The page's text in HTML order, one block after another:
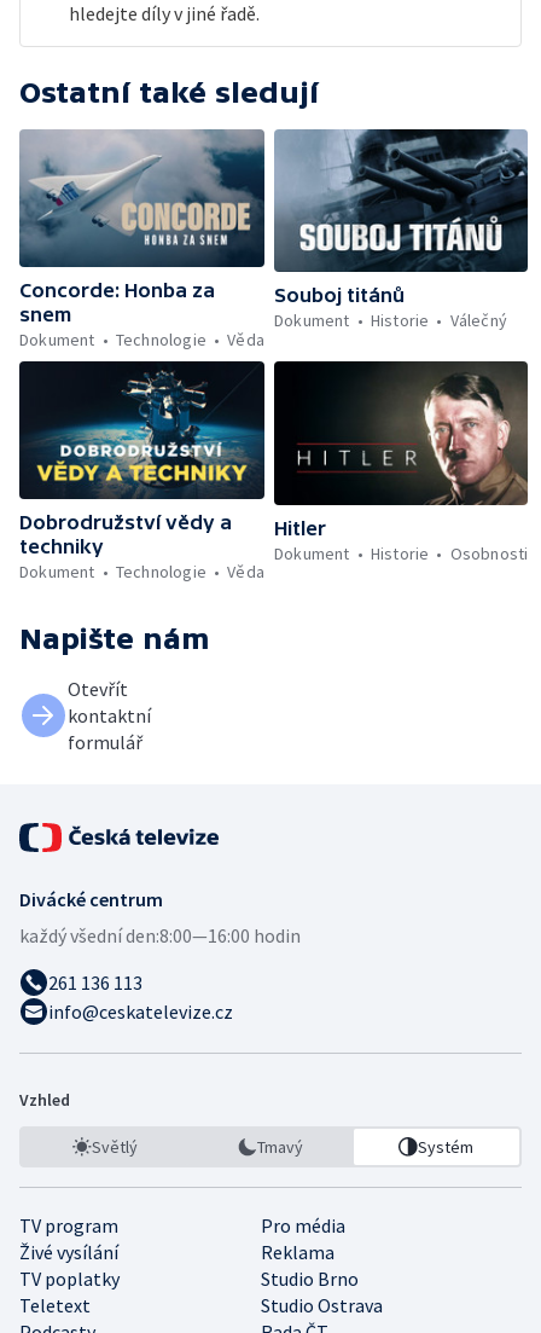
hledejte díly v jiné řadě.
Ostatní také sledují
Concorde: Honba za
snem
Dokument
Technologie Věda
Souboj titánů
Dokument
Historie Válečný
Dobrodružství vědy a
techniky
Dokument
Technologie Věda
Hitler
Dokument
Historie Osobnosti
Napište nám
Otevřít
kontaktní
formulář
Divácké centrum
každý všední den:8:00—16:00 hodin
261 136 113
info@ceskatelevize.cz
Vzhled
Světlý Tmavý Systém
TV program
Pro média
Živé vysílání
Reklama
TV poplatky
Studio Brno
Teletext
Studio Ostrava